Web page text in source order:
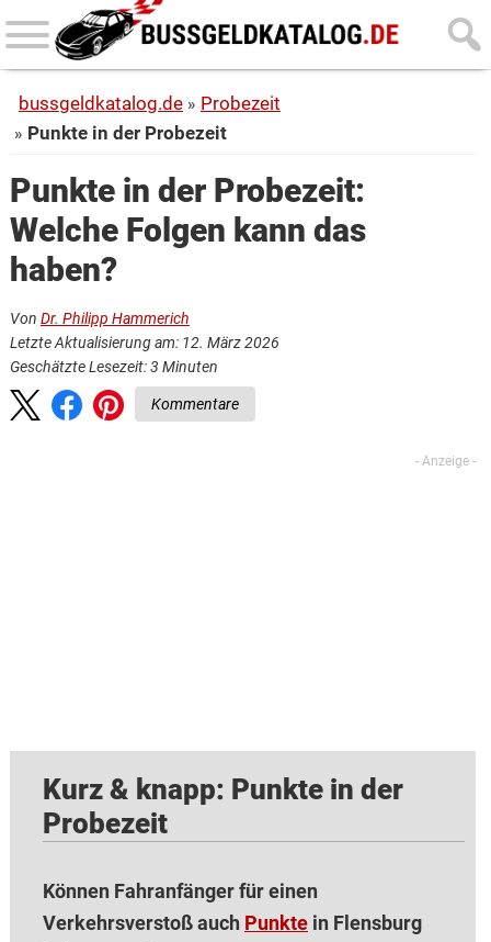
Skip
to
content
Skip
to
sidebar
bussgeldkatalog.de
Probezeit
Punkte in der Probezeit
Punkte in der Probezeit:
Welche Folgen kann das
haben?
Von Dr. Philipp Hammerich
Letzte Aktualisierung am: 12. März 2026
Geschätzte Lesezeit:3 Minuten
Kommentare
Kurz & knapp: Punkte in der
Probezeit
Können Fahranfänger für einen
Verkehrsverstoß auch Punktein Flensburg